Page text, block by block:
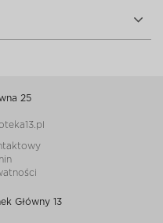
25
Główny 13